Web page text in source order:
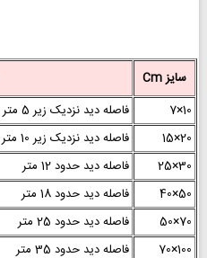
سایز Cm
10×7
فاصله دید نزدیک زیر 5 متر
20×15
فاصله دید نزدیک زیر 10 متر
30×25
فاصله دید حدود 12 متر
50×40
فاصله دید حدود 18 متر
70×50
فاصله دید حدود 25 متر
100×70
فاصله دید حدود 35 متر